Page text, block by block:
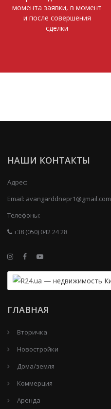
момента заявки, в момент
и после совершения
сделки
НАШИ КОНТАКТЫ
Адрес:
Email: avangarddnepr1@gmail.com
Телефоны:
+38 (050) 042 24 28
ГЛАВНАЯ
Вторичка
Новостройки
Дома/земля
Коммерция
Аренда